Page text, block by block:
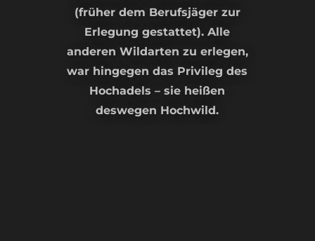
(früher dem Berufsjäger zur
Erlegung gestattet). Alle
anderen Wildarten zu erlegen,
war hingegen das Privileg des
Hochadels – sie heißen
deswegen Hochwild.